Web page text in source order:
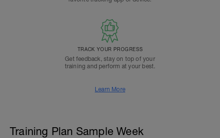
TRACK YOUR PROGRESS
Get feedback, stay on top of your
training and perform at your best.
Learn More
Training Plan Sample Week